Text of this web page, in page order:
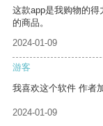
这款app是我购物的
的商品。
2024-01-09
游客
我喜欢这个软件 作者
2024-01-09